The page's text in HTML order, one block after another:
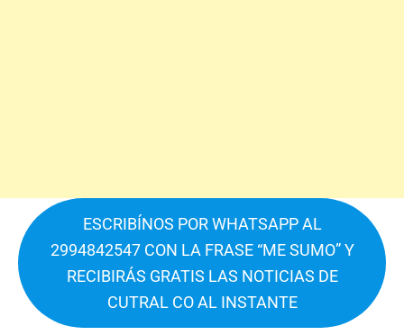
ESCRIBÍNOS POR WHATSAPP AL
2994842547 CON LA FRASE “ME SUMO” Y
RECIBIRÁS GRATIS LAS NOTICIAS DE
CUTRAL CO AL INSTANTE